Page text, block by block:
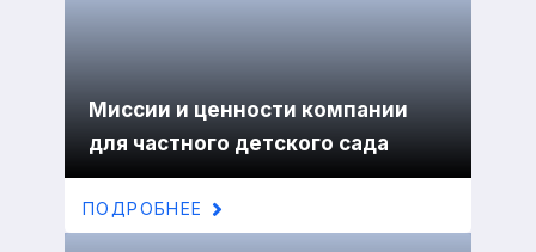
Миссии и ценности компании
для частного детского сада
ПОДРОБНЕЕ